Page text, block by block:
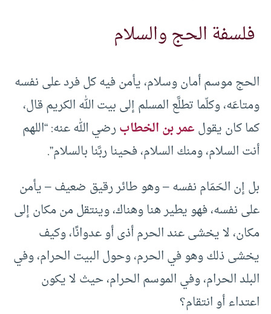
فلسفة الحج والسلام
الحج موسم أمان وسلام، يأمن فيه كل فرد على نفسه
ومتاعَه، وكلّما تطلَّع المسلم إلى بيت الله الكريم قال،
كما كان يقولعمر بن الخطابرضي الله عنه: “اللهم
أنت السلام، ومنك السلام، فحينا ربَّنا بالسلام”.
بل إن الحَمَام نفسه – وهو طائر رقيق ضعيف – يأمن
على نفسه، فهو يطير هنا وهناك، وينتقل من مكان إلى
مكان، لا يخشى عند الحرم أذى أو عدوانًا، وكيف
يخشى ذلك وهو في الحرم، وحول البيت الحرام، وفي
البلد الحرام، وفي الموسم الحرام، حيث لا يكون
اعتداء أو انتقام؟